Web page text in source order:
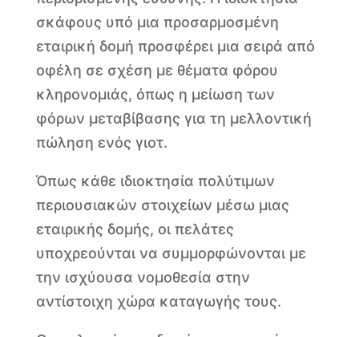
σκάφους υπό μια προσαρμοσμένη
εταιρική δομή προσφέρει μια σειρά από
οφέλη σε σχέση με θέματα φόρου
κληρονομιάς, όπως η μείωση των
φόρων μεταβίβασης για τη μελλοντική
πώληση ενός γιοτ.
Όπως κάθε ιδιοκτησία πολύτιμων
περιουσιακών στοιχείων μέσω μιας
εταιρικής δομής, οι πελάτες
υποχρεούνται να συμμορφώνονται με
την ισχύουσα νομοθεσία στην
αντίστοιχη χώρα καταγωγής τους.